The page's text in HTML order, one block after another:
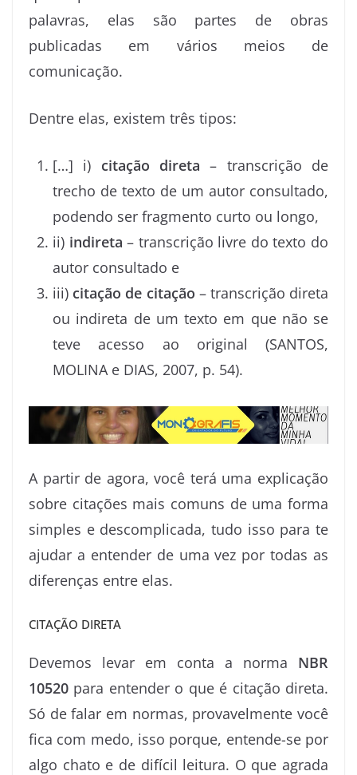
palavras, elas são partes de obras
publicadas em vários meios de
comunicação.
Dentre elas, existem três tipos:
[…] i) citação direta – transcrição de
trecho de texto de um autor consultado,
podendo ser fragmento curto ou longo,
ii) indireta – transcrição livre do texto do
autor consultado e
iii) citação de citação – transcrição direta
ou indireta de um texto em que não se
teve acesso ao original (SANTOS,
MOLINA e DIAS, 2007, p. 54).
A partir de agora, você terá uma explicação
sobre citações mais comuns de uma forma
simples e descomplicada, tudo isso para te
ajudar a entender de uma vez por todas as
diferenças entre elas.
CITAÇÃO DIRETA
Devemos levar em conta a norma NBR
10520 para entender o que é citação direta.
Só de falar em normas, provavelmente você
fica com medo, isso porque, entende-se por
algo chato e de difícil leitura. O que agrada